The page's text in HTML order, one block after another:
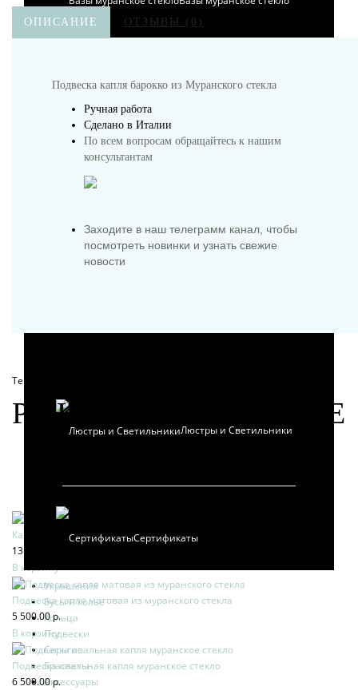
Кувшины Мурано
Люстры и Светильники
Сертификаты
Украшения
Бусы и колье
Кольца
Подвески
Серьги
Браслеты
Аксессуары
ОПИСАНИЕ ОТЗЫВЫ (0)
Подвеска капля барокко из Муранского стекла
Ручная работа
Сделано в Италии
По всем вопросам обращайтесь к нашим
консультантам
Заходите в наш телеграмм канал, чтобы
посмотреть новинки и узнать свежие
новости
Теги:
РЕКОМЕНДУЕМЫЕ
ТОВАРЫ
Картина Георгины
13 500.00 р.
В корзину
Подвеска капля матовая из муранского стекла
5 500.00 р.
В корзину
Подвеска овальная капля муранское стекло
6 500.00 р.